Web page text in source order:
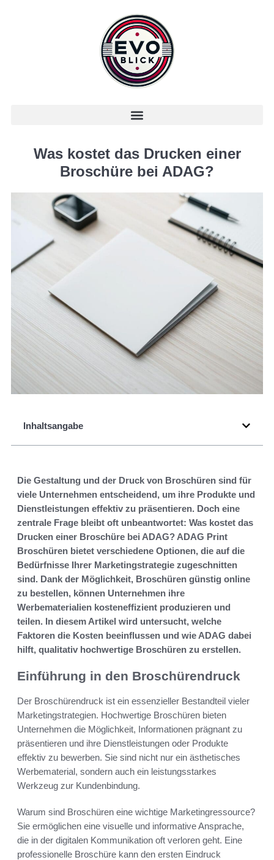
Was kostet das Drucken einer
Broschüre bei ADAG?
Inhaltsangabe
Die Gestaltung und der Druck von Broschüren sind für
viele Unternehmen entscheidend, um ihre Produkte und
Dienstleistungen effektiv zu präsentieren. Doch eine
zentrale Frage bleibt oft unbeantwortet: Was kostet das
Drucken einer Broschüre bei ADAG? ADAG Print
Broschüren bietet verschiedene Optionen, die auf die
Bedürfnisse Ihrer Marketingstrategie zugeschnitten
sind. Dank der Möglichkeit, Broschüren günstig online
zu bestellen, können Unternehmen ihre
Werbematerialien kosteneffizient produzieren und
teilen. In diesem Artikel wird untersucht, welche
Faktoren die Kosten beeinflussen und wie ADAG dabei
hilft, qualitativ hochwertige Broschüren zu erstellen.
Einführung in den Broschürendruck
Der Broschürendruck ist ein essenzieller Bestandteil vieler
Marketingstrategien. Hochwertige Broschüren bieten
Unternehmen die Möglichkeit, Informationen prägnant zu
präsentieren und ihre Dienstleistungen oder Produkte
effektiv zu bewerben. Sie sind nicht nur ein ästhetisches
Werbematerial, sondern auch ein leistungsstarkes
Werkzeug zur Kundenbindung.
Warum sind Broschüren eine wichtige Marketingressource?
Sie ermöglichen eine visuelle und informative Ansprache,
die in der digitalen Kommunikation oft verloren geht. Eine
professionelle Broschüre kann den ersten Eindruck